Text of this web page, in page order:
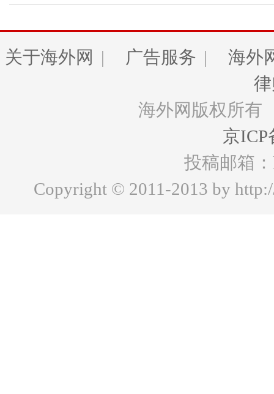
关于海外网 | 广告服务 |
海外
海外网版权所有
京ICP
投稿邮箱
Copyright © 2011-2013 by